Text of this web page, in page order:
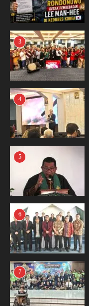
3
4
5
6
7